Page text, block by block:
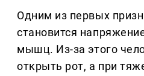
Одним из первых
становится
мышц. Из-за этого
открыть рот, а при